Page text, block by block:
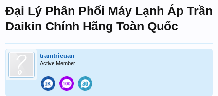
Đại Lý Phân Phối Máy Lạnh Áp Trần
Daikin Chính Hãng Toàn Quốc
tramtrieuan
Active Member